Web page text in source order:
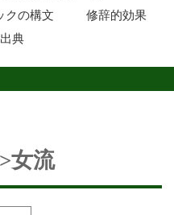
クの構文
修辞的効果
典
女流